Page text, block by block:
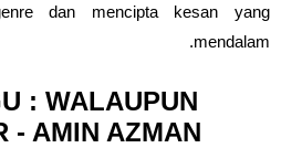
dan mencipta kesan yang
mendalam.
: WALAUPUN
- AMIN AZMAN